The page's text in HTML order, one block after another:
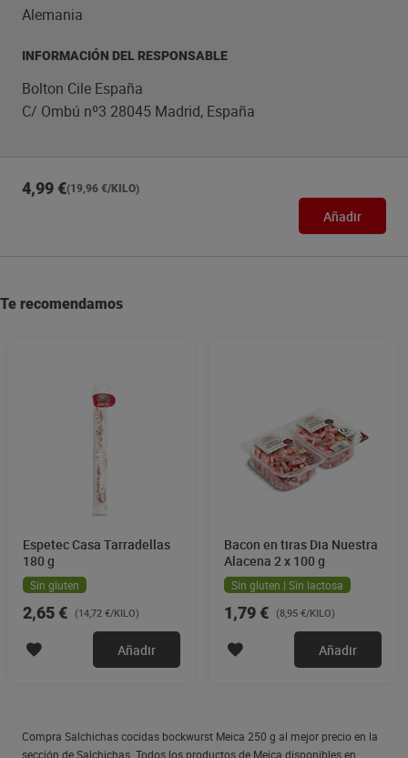
Alemania
INFORMACIÓN DEL RESPONSABLE
Bolton Cile España
C/ Ombú nº3 28045 Madrid, España
4,99 €(19,96 €/KILO)
Añadir
Te recomendamos
Espetec Casa Tarradellas
180 g
Sin gluten
2,65 € (14,72 €/KILO)
Añadir
Bacon en tiras Dia Nuestra
Alacena 2 x 100 g
Sin gluten | Sin lactosa
1,79 € (8,95 €/KILO)
Añadir
Compra Salchichas cocidas bockwurst Meica 250 g al mejor precio en la
sección de Salchichas. Todos los productos de Meica disponibles en